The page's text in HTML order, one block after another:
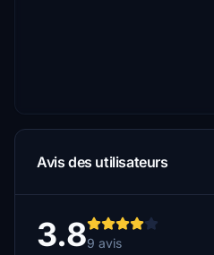
Avis des utilisateurs
3.89 avis